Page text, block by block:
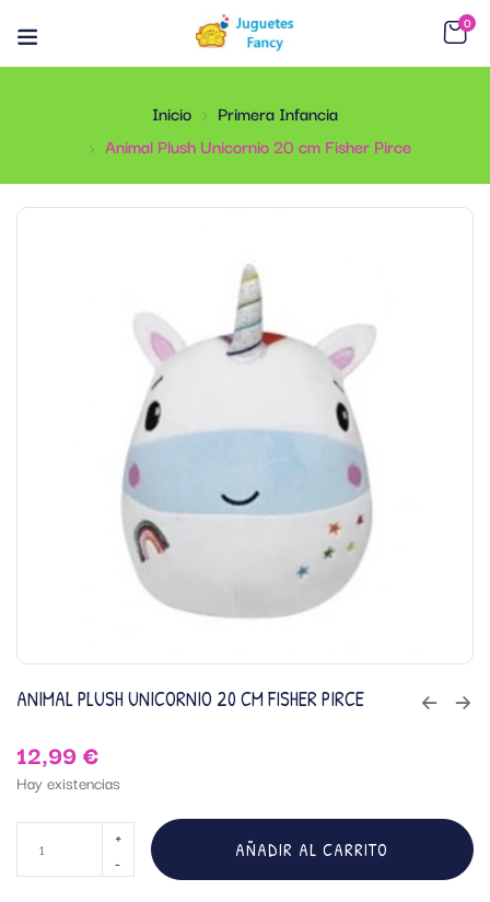
0
Inicio
Primera Infancia
Animal Plush Unicornio 20 cm Fisher Pirce
ANIMAL PLUSH UNICORNIO 20 CM FISHER PIRCE
12,99€
Hay existencias
AÑADIR AL CARRITO